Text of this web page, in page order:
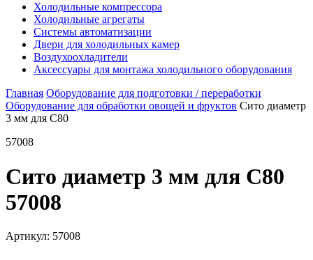
Холодильные компрессора
Холодильные агрегаты
Системы автоматизации
Двери для холодильных камер
Воздухоохладители
Аксессуары для монтажа холодильного оборудования
Главная Оборудование для подготовки / переработки
Оборудование для обработки овощей и фруктов Сито диаметр
3 мм для С80
57008
Сито диаметр 3 мм для С80
57008
Артикул: 57008